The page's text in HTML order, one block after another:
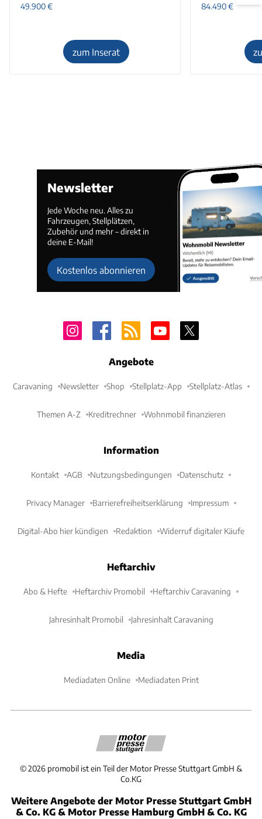
49.900€
zum Inserat
84.490€
Newsletter
Jede Woche neu. Alles zu
Fahrzeugen, Stellplätzen,
Zubehör und mehr – direkt in
deine E-Mail!
Kostenlos abonnieren
Angebote
Caravaning Newsletter Shop Stellplatz-App Stellplatz-Atlas
Themen A-Z Kreditrechner Wohnmobil finanzieren
Information
Kontakt AGB Nutzungsbedingungen Datenschutz
Privacy Manager Barrierefreiheitserklärung Impressum
Digital-Abo hier kündigen Redaktion Widerruf digitaler Käufe
Heftarchiv
Abo & Hefte Heftarchiv Promobil Heftarchiv Caravaning
Jahresinhalt Promobil Jahresinhalt Caravaning
Media
Mediadaten Online Mediadaten Print
©2026 promobil ist ein Teil der Motor Presse Stuttgart GmbH &
Co.KG
Weitere Angebote der Motor Presse Stuttgart GmbH
& Co. KG & Motor Presse Hamburg GmbH & Co. KG